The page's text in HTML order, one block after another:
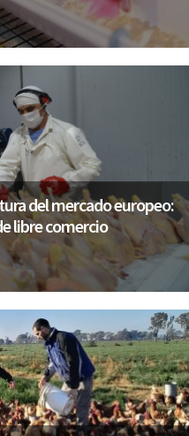
del mercado europeo:
libre comercio